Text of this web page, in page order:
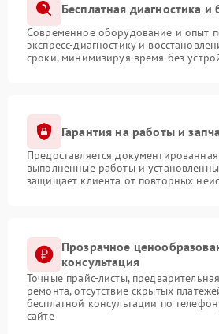
Бесплатная диагностика
Современное оборудование и опыт
экспресс-диагностику и
сроки, минимизируя время без
Гарантия на работы и
Предоставляется
выполненные работы и
защищает клиента от повторных
Прозрачное
консультация
Точные прайс-листы,
ремонта, отсутствие скрытых
бесплатной консультации по
сайте